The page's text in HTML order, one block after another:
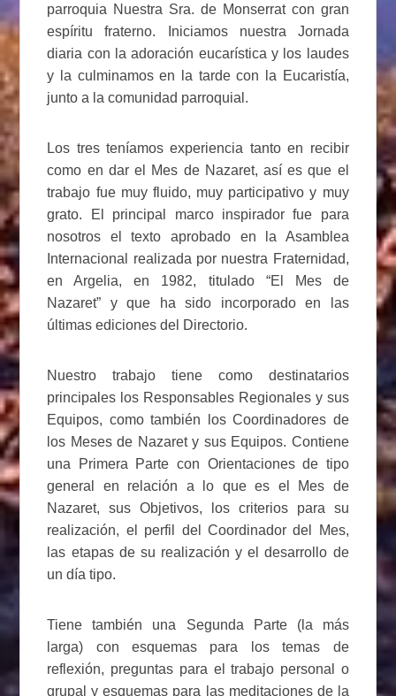
parroquia Nuestra Sra. de Monserrat con gran
espíritu fraterno. Iniciamos nuestra Jornada
diaria con la adoración eucarística y los laudes
y la culminamos en la tarde con la Eucaristía,
junto a la comunidad parroquial.
Los tres teníamos experiencia tanto en recibir
como en dar el Mes de Nazaret, así es que el
trabajo fue muy fluido, muy participativo y muy
grato. El principal marco inspirador fue para
nosotros el texto aprobado en la Asamblea
Internacional realizada por nuestra Fraternidad,
en Argelia, en 1982, titulado “El Mes de
Nazaret” y que ha sido incorporado en las
últimas ediciones del Directorio.
Nuestro trabajo tiene como destinatarios
principales los Responsables Regionales y sus
Equipos, como también los Coordinadores de
los Meses de Nazaret y sus Equipos. Contiene
una Primera Parte con Orientaciones de tipo
general en relación a lo que es el Mes de
Nazaret, sus Objetivos, los criterios para su
realización, el perfil del Coordinador del Mes,
las etapas de su realización y el desarrollo de
un día tipo.
Tiene también una Segunda Parte (la más
larga) con esquemas para los temas de
reflexión, preguntas para el trabajo personal o
grupal y esquemas para las meditaciones de la